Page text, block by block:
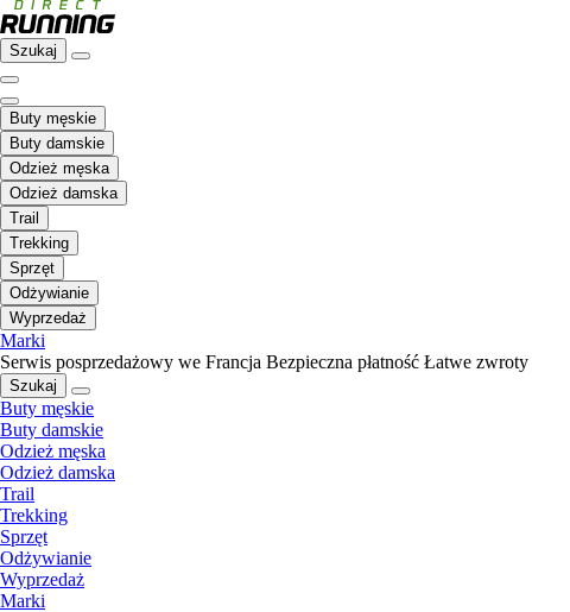
Szukaj
Buty męskie
Buty damskie
Odzież męska
Odzież damska
Trail
Trekking
Sprzęt
Odżywianie
Wyprzedaż
Marki
Serwis posprzedażowy we Francja Bezpieczna płatność Łatwe zwroty
Szukaj
Buty męskie
Buty damskie
Odzież męska
Odzież damska
Trail
Trekking
Sprzęt
Odżywianie
Wyprzedaż
Marki